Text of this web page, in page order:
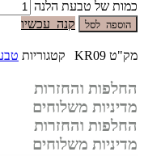
כמות של טבעת הלנה
הוספה לסל קנה עכשיו
מק"ט KR09 קטגוריות
החלפות והחזרות
מדיניות משלוחים
החלפות והחזרות
מדיניות משלוחים